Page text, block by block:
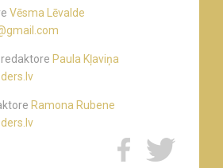
Vēsma Lēvalde
Paula Kļaviņa
Ramona Rubene